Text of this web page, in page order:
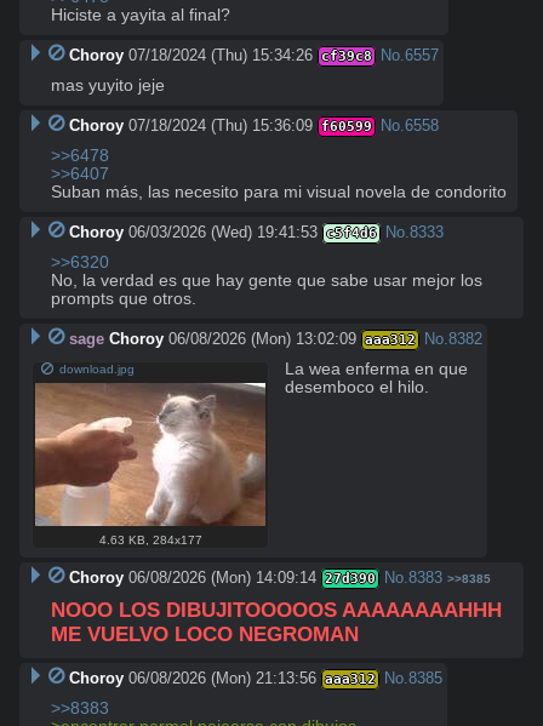
Hiciste a yayita al final?
Choroy 07/18/2024 (Thu) 15:34:26 cf39c8 No. 6557
mas yuyito jeje
Choroy 07/18/2024 (Thu) 15:36:09 f60599 No. 6558
>>6478
>>6407
Suban más, las necesito para mi visual novela de condorito
Choroy 06/03/2026 (Wed) 19:41:53 c5f4d6 No. 8333
>>6320
No, la verdad es que hay gente que sabe usar mejor los
prompts que otros.
sage Choroy 06/08/2026 (Mon) 13:02:09 aaa312 No. 8382
download.jpg
4.63 KB 284x177
La wea enferma en que
desemboco el hilo.
Choroy 06/08/2026 (Mon) 14:09:14 27d390 No.8383 >>8385
NOOO LOS DIBUJITOOOOOS AAAAAAAAHHH
ME VUELVO LOCO NEGROMAN
Choroy 06/08/2026 (Mon) 21:13:56 aaa312 No.8385
>>8383